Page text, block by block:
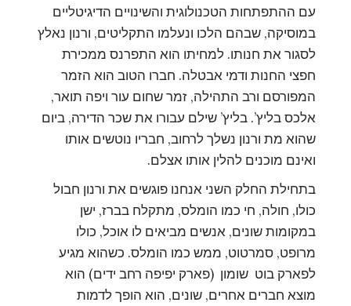
עם ההתפתחות הטכנולוגית והשינויים הדיגיטליים
במוסיקה, שבהם הלכו ונעלמו התקליטים, ורנון נאלץ
לסגור את חנותו. למחיתו הוא התפרנס ממכירת
חפצי החנות ודמי אבטלה. חברו הטוב הוא הזמר
המפורסם ורב התהילה, זמר שחום עור ויפה תואר,
אלכס בליץ’. בליץ’ שילם עבורו את שכר הדירה, ביום
שהוא מת ורנון נשלך לרחוב, חבריו נוטשים אותו
ואינם מוכנים להלין אותו אצלם.
בתחילת החלק השני אנחנו פוגשים את ורנון חבול
כולו, חולה, חי כמו הומלס, מתקלח בברז, ישן
במקומות שונים, אנשים מביאים לו אוכל, כולו
מרופט, סמרטוט, ממש כמו הומלס. כשהוא מגיע
לפארק בוט שומון (פארק יפיפה רחב ידים) הוא
מוצא חברים אחרים, שונים, הוא הופך לדמות